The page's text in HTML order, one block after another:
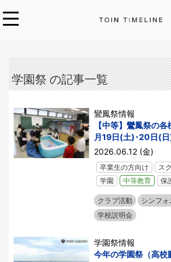
学園祭 の記事一覧
鸞鳳祭情報
【中等】鸞鳳祭の
月19日(土)･20日(日
2026.06.12 (金)
卒業生の方向け
ス
学園
中等教育 保
クラブ活動 シンフ
学校説明会
学園祭情報
今年の学園祭（高校